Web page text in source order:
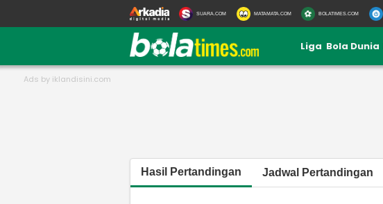
SUARA.COM MATAMATA.COM BOLATIMES.COM
Liga Bola Dunia
Hasil Pertandingan Jadwal Pertandingan